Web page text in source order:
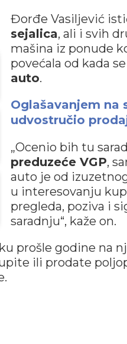
Đorđe Vasiljević
sejalica, ali i svih
mašina iz ponude
povećala od kada
auto.
Oglašavanjem na
udvostručio
„Ocenio bih tu
preduzeće VGP,
auto je od
u interesovanju
pregleda, poziva i
saradnju“, kaže on.
prošle godine na
ili prodate